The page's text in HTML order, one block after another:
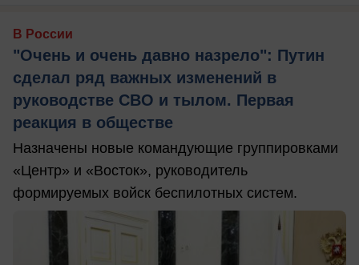
В России
"Очень и очень давно назрело": Путин
сделал ряд важных изменений в
руководстве СВО и тылом. Первая
реакция в обществе
Назначены новые командующие группировками
«Центр» и «Восток», руководитель
формируемых войск беспилотных систем.